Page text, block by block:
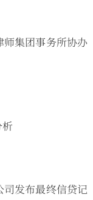
师集团事务所协办
司发布最终信贷记